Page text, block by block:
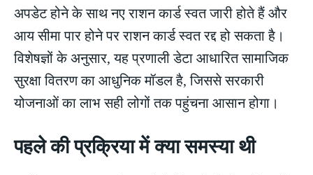
अपडेट होने के साथ नए राशन कार्ड स्वत जारी होते हैं और
आय सीमा पार होने पर राशन कार्ड स्वत रद्द हो सकता है।
विशेषज्ञों के अनुसार, यह प्रणाली डेटा आधारित सामाजिक
सुरक्षा वितरण का आधुनिक मॉडल है, जिससे सरकारी
योजनाओं का लाभ सही लोगों तक पहुंचना आसान होगा।
पहले की प्रक्रिया में क्या समस्या थी